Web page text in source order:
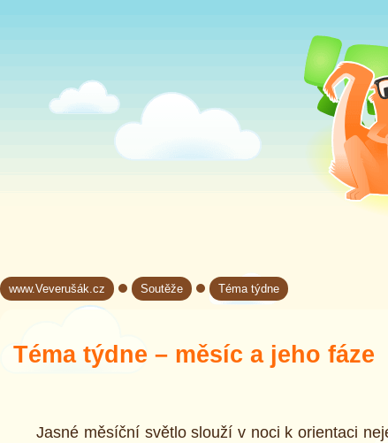
www.Veverušák.cz→ Soutěže
→ Téma týdne
Téma týdne – měsíc a jeho fáze
Jasné měsíční světlo slouží v noci k orientaci